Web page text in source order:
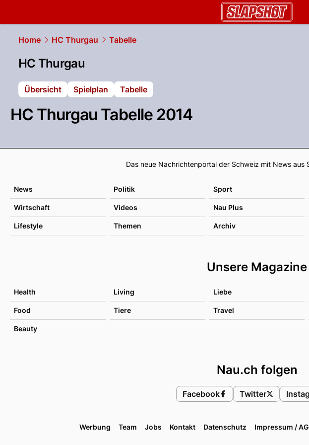
slapshot.NAU.ch
Home
HC Thurgau Tabelle
HC Thurgau
Übersicht Spielplan Tabelle
HC Thurgau Tabelle 2014
Footer
Das neue Nachrichtenportal der Schweiz mit News aus
News Politik Sport
Wirtschaft Videos Nau Plus
Lifestyle Themen Archiv
Unsere Magazine
Health Living Liebe
Food Tiere Travel
Beauty
Nau.ch folgen
Facebook Twitter
Werbung Team Jobs Kontakt Datenschutz Impressum /